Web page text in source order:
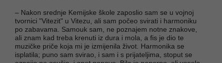
– Nakon srednje Kemijske škole zaposlio sam se u vojnoj
tvornici "Vitezit" u Vitezu, ali sam počeo svirati i harmoniku
po zabavama. Samouk sam, ne poznajem notne znakove,
ali znam kad treba krenuti iz dura i mola, a fis je dio te
muzičke priče koja mi je izmijenila život. Harmonika se
isplatila; puno sam svirao, i sam i s prijateljima, stoput se